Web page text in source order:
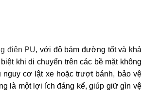
điện PU, với độ bám đường tốt và khả
khi di chuyển trên các bề mặt không
nguy cơ lật xe hoặc trượt bánh, bảo vệ
là một lợi ích đáng kể, giúp giữ gìn vệ